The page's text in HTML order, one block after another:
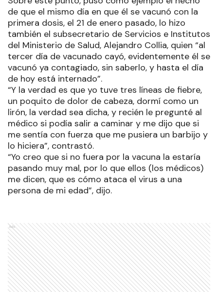
de que el mismo día en que él se vacunó con la
primera dosis, el 21 de enero pasado, lo hizo
también el subsecretario de Servicios e Institutos
del Ministerio de Salud, Alejandro Collia, quien “al
tercer día de vacunado cayó, evidentemente él se
vacunó ya contagiado, sin saberlo, y hasta el día
de hoy está internado”.
“Y la verdad es que yo tuve tres líneas de fiebre,
un poquito de dolor de cabeza, dormí como un
lirón, la verdad sea dicha, y recién le pregunté al
médico si podía salir a caminar y me dijo que si
me sentía con fuerza que me pusiera un barbijo y
lo hiciera”, contrastó.
“Yo creo que si no fuera por la vacuna la estaría
pasando muy mal, por lo que ellos (los médicos)
me dicen, que es cómo ataca el virus a una
persona de mi edad”, dijo.
Ads